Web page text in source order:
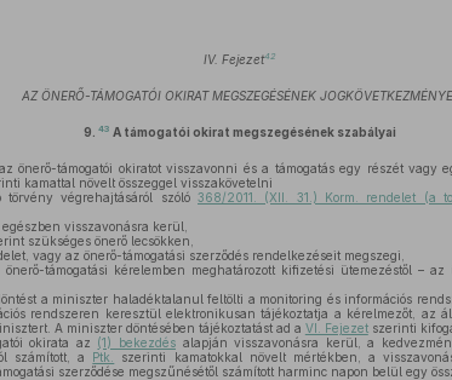
IV. Fejezet42
AZ ÖNERŐ-TÁMOGATÓI OKIRAT MEGSZEGÉSÉNEK
9. 43 A támogatói okirat megszegésének szabályai
önerő-támogatói okiratot visszavonni és a támogatás egy részét vagy
kamattal növelt összeggel visszakövetelni
végrehajtásáról szóló368/2011. (XII. 31.) Korm. rendelet (a
visszavonásra kerül,
szükséges önerő lecsökken,
vagy az önerő-támogatási szerződés rendelkezéseit megszegi,
támogatási kérelemben meghatározott kifizetési ütemezéstől – az
a miniszter haladéktalanul feltölti a monitoring és információs
rendszeren keresztül elektronikusan tájékoztatja a kérelmezőt, az
A miniszter döntésében tájékoztatást ad a VI. Fejezetszerinti
okirata az (1) bekezdésalapján visszavonásra kerül, a
számított, a Ptk.
szerinti kamatokkal növelt mértékben, a
szerződése megszűnésétől számított harminc napon belül egy